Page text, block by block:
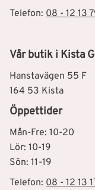
Telefon: 08 - 12 13
Vår butik i Kista
Hanstavägen 55 F
164 53 Kista
Öppettider
Mån-Fre: 10-20
Lör: 10-19
Sön: 11-19
Telefon: 08 - 12 13